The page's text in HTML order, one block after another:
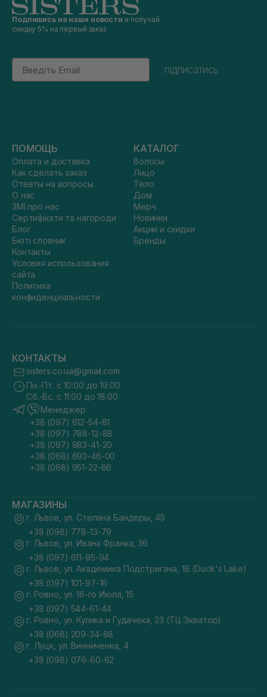
Подпишись на наши новости и получай
скидку 5% на первый заказ
Email
підписатись
ПОМОЩЬ
Оплата и доставка
Как сделать заказ
Ответы на вопросы
О нас
ЗМІ про нас
Сертифікати та нагороди
Блог
Бюті словник
Контакты
Условия использования
сайта
Политика
конфиденциальности
КАТАЛОГ
Волосы
Лицо
Тело
Дом
Мерч
Новинки
Акции и скидки
Бренды
КОНТАКТЫ
sisters.co.ua@gmail.com
Пн.-Пт. с 10:00 до 19:00
Сб.-Вс. с 11:00 до 18:00
Менеджер
+38 (097) 612-54-81
+38 (097) 788-12-88
+38 (097) 983-41-20
+38 (068) 693-46-00
+38 (068) 951-22-86
МАГАЗИНЫ
г. Львов, ул. Степана Бандеры, 45
+38 (098) 778-13-79
г. Львов, ул. Ивана Франка, 36
+38 (097) 611-95-94
г. Львов, ул. Академика Подстригача, 1В (Duck's Lake)
+38 (097) 101-97-16
г. Ровно, ул. 16-го Июля, 15
+38 (097) 544-61-44
г. Ровно, ул. Кулика и Гудачека, 23 (ТЦ Экватор)
+38 (068) 209-34-88
г. Луцк, ул. Винниченка, 4
+38 (098) 076-60-62